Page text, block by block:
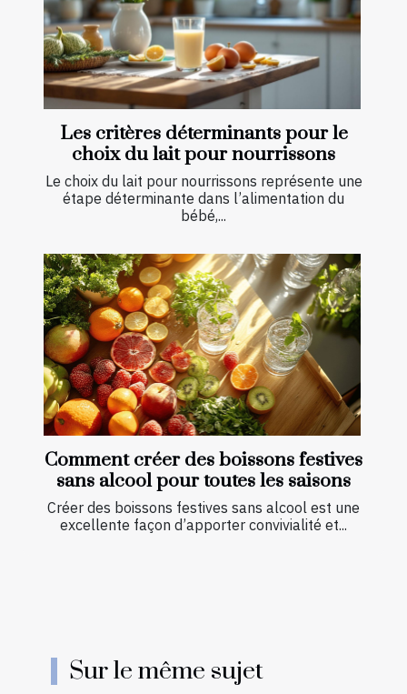
Les critères déterminants pour le
choix du lait pour nourrissons
Le choix du lait pour nourrissons représente une
étape déterminante dans l’alimentation du
bébé,...
Comment créer des boissons festives
sans alcool pour toutes les saisons
Créer des boissons festives sans alcool est une
excellente façon d’apporter convivialité et...
Sur le même sujet